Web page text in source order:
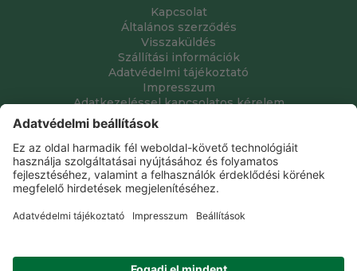
Kapcsolat
Általános szerződés
Visszaküldés
Szállítási információk
Adatvédelmi tájékoztató
Impresszum
Adatkezeléssel kapcsolatos kérelem